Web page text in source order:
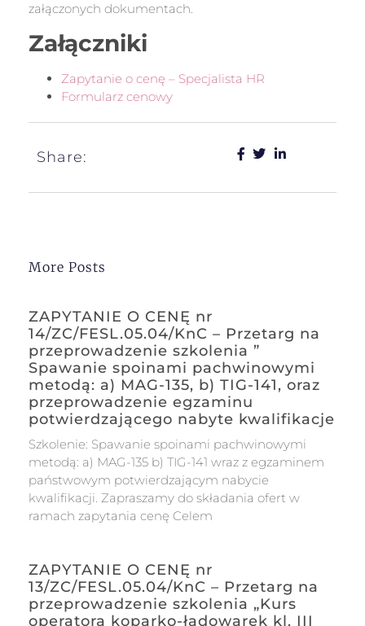
załączonych dokumentach.
Załączniki
Zapytanie o cenę – Specjalista HR
Formularz cenowy
Share:
More Posts
ZAPYTANIE O CENĘ nr
14/ZC/FESL.05.04/KnC – Przetarg na
przeprowadzenie szkolenia ”
Spawanie spoinami pachwinowymi
metodą: a) MAG-135, b) TIG-141, oraz
przeprowadzenie egzaminu
potwierdzającego nabyte kwalifikacje
Szkolenie: Spawanie spoinami pachwinowymi
metodą: a) MAG-135 b) TIG-141 wraz z egzaminem
państwowym potwierdzającym nabycie
kwalifikacji. Zapraszamy do składania ofert w
ramach zapytania cenę Celem
ZAPYTANIE O CENĘ nr
13/ZC/FESL.05.04/KnC – Przetarg na
przeprowadzenie szkolenia „Kurs
operatora koparko-ładowarek kl. III